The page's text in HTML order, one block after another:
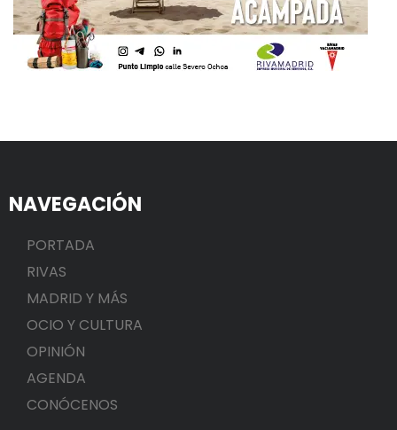
NAVEGACIÓN
PORTADA
RIVAS
MADRID Y MÁS
OCIO Y CULTURA
OPINIÓN
AGENDA
CONÓCENOS